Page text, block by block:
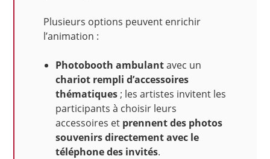
Plusieurs options peuvent enrichir
l’animation :
Photobooth ambulantavec un
chariot rempli d’accessoires
thématiques ; les artistes invitent les
participants à choisir leurs
accessoires et prennent des photos
souvenirs directement avec le
téléphone des invités.